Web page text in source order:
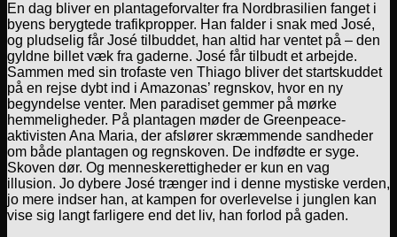
En dag bliver en plantageforvalter fra Nordbrasilien fanget i
byens berygtede trafikpropper. Han falder i snak med José,
og pludselig får José tilbuddet, han altid har ventet på – den
gyldne billet væk fra gaderne. José får tilbudt et arbejde.
Sammen med sin trofaste ven Thiago bliver det startskuddet
på en rejse dybt ind i Amazonas’ regnskov, hvor en ny
begyndelse venter. Men paradiset gemmer på mørke
hemmeligheder. På plantagen møder de Greenpeace-
aktivisten Ana Maria, der afslører skræmmende sandheder
om både plantagen og regnskoven. De indfødte er syge.
Skoven dør. Og menneskerettigheder er kun en vag
illusion. Jo dybere José trænger ind i denne mystiske verden,
jo mere indser han, at kampen for overlevelse i junglen kan
vise sig langt farligere end det liv, han forlod på gaden.